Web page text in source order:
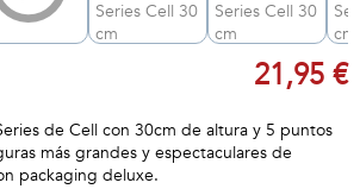
21,95 €
de Cell con 30cm de altura y 5 puntos
más grandes y espectaculares de
packaging deluxe.